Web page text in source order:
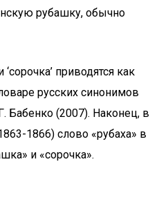
рубашку, обычно
приводятся как
русских синонимов
Бабенко (2007). Наконец, в
1866) слово «рубаха» в
и «сорочка».